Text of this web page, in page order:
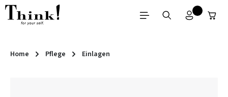
Zum Hauptinhalt springen
Home Pflege Einlagen